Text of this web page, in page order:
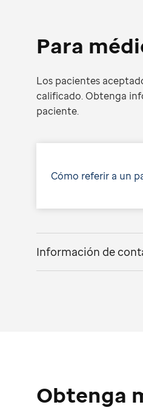
Para
Los pacientes
calificado. Obtenga
paciente.
Cómo referir a un
Información de
Obtenga